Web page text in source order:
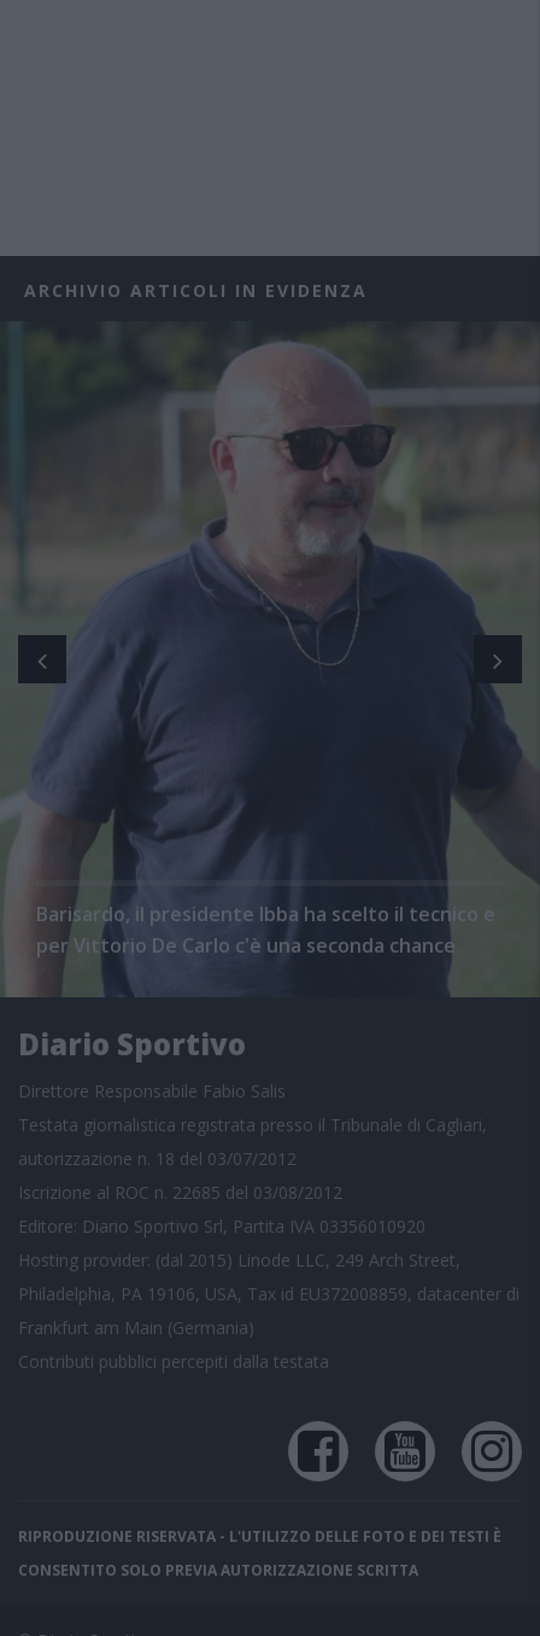
ARCHIVIO ARTICOLI IN EVIDENZA
Barisardo, il presidente Ibba ha scelto il tecnico e
per Vittorio De Carlo c'è una seconda chance
Diario Sportivo
Direttore Responsabile Fabio Salis
Testata giornalistica registrata presso il Tribunale di Cagliari,
autorizzazione n. 18 del 03/07/2012
Iscrizione al ROC n. 22685 del 03/08/2012
Editore: Diario Sportivo Srl, Partita IVA 03356010920
Hosting provider: (dal 2015) Linode LLC, 249 Arch Street,
Philadelphia, PA 19106, USA, Tax id EU372008859, datacenter di
Frankfurt am Main (Germania)
Contributi pubblici percepiti dalla testata
RIPRODUZIONE RISERVATA - L'UTILIZZO DELLE FOTO E DEI TESTI È
CONSENTITO SOLO PREVIA AUTORIZZAZIONE SCRITTA